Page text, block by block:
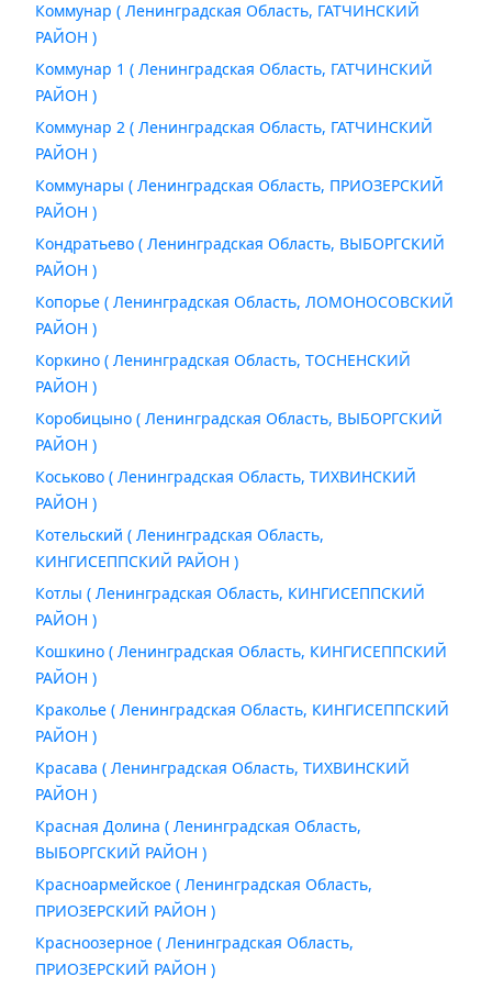
Коммунар ( Ленинградская Область, ГАТЧИНСКИЙ
РАЙОН )
Коммунар 1 ( Ленинградская Область, ГАТЧИНСКИЙ
РАЙОН )
Коммунар 2 ( Ленинградская Область, ГАТЧИНСКИЙ
РАЙОН )
Коммунары ( Ленинградская Область, ПРИОЗЕРСКИЙ
РАЙОН )
Кондратьево ( Ленинградская Область, ВЫБОРГСКИЙ
РАЙОН )
Копорье ( Ленинградская Область, ЛОМОНОСОВСКИЙ
РАЙОН )
Коркино ( Ленинградская Область, ТОСНЕНСКИЙ
РАЙОН )
Коробицыно ( Ленинградская Область, ВЫБОРГСКИЙ
РАЙОН )
Коськово ( Ленинградская Область, ТИХВИНСКИЙ
РАЙОН )
Котельский ( Ленинградская Область,
КИНГИСЕППСКИЙ РАЙОН )
Котлы ( Ленинградская Область, КИНГИСЕППСКИЙ
РАЙОН )
Кошкино ( Ленинградская Область, КИНГИСЕППСКИЙ
РАЙОН )
Краколье ( Ленинградская Область, КИНГИСЕППСКИЙ
РАЙОН )
Красава ( Ленинградская Область, ТИХВИНСКИЙ
РАЙОН )
Красная Долина ( Ленинградская Область,
ВЫБОРГСКИЙ РАЙОН )
Красноармейское ( Ленинградская Область,
ПРИОЗЕРСКИЙ РАЙОН )
Красноозерное ( Ленинградская Область,
ПРИОЗЕРСКИЙ РАЙОН )